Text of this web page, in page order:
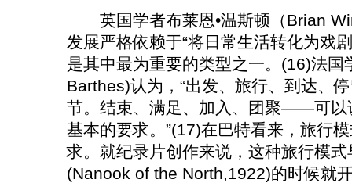
英国学者布莱恩•温斯顿（Brian
发展严格依赖于“将日常生活转化为戏
是其中最为重要的类型之一。(16)法国
Barthes)认为，“出发、旅行、到达、
节。结束、满足、加入、团聚——可以
基本的要求。”(17)在巴特看来，旅行
求。就纪录片创作来说，这种旅行模
(Nanook of the North,1922)的时候就